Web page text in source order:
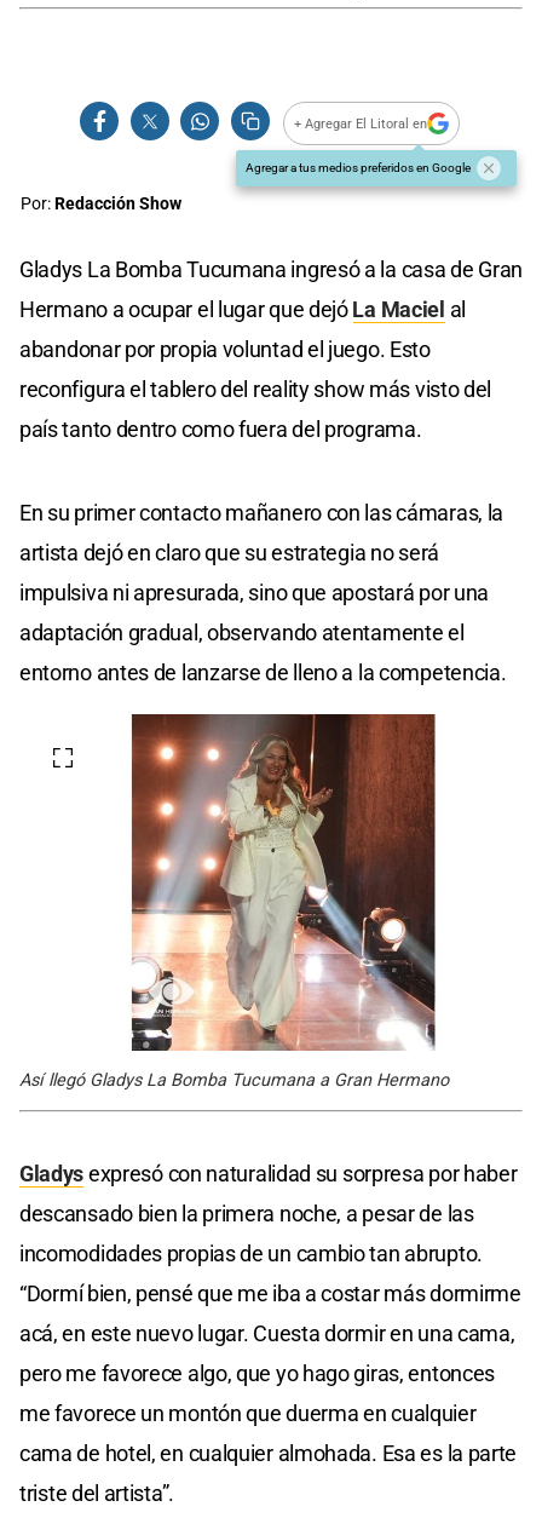
+ Agregar El Litoral en
Agregar a tus medios preferidos en Google
Por:Redacción Show
Gladys La Bomba Tucumana ingresó a la casa de Gran
Hermano a ocupar el lugar que dejóLa Maciel al
abandonar por propia voluntad el juego. Esto
reconfigura el tablero del reality show más visto del
país tanto dentro como fuera del programa.
En su primer contacto mañanero con las cámaras, la
artista dejó en claro que su estrategia no será
impulsiva ni apresurada, sino que apostará por una
adaptación gradual, observando atentamente el
entorno antes de lanzarse de lleno a la competencia.
Así llegó Gladys La Bomba Tucumana a Gran Hermano
Gladysexpresó con naturalidad su sorpresa por haber
descansado bien la primera noche, a pesar de las
incomodidades propias de un cambio tan abrupto.
“Dormí bien, pensé que me iba a costar más dormirme
acá, en este nuevo lugar. Cuesta dormir en una cama,
pero me favorece algo, que yo hago giras, entonces
me favorece un montón que duerma en cualquier
cama de hotel, en cualquier almohada. Esa es la parte
triste del artista”.